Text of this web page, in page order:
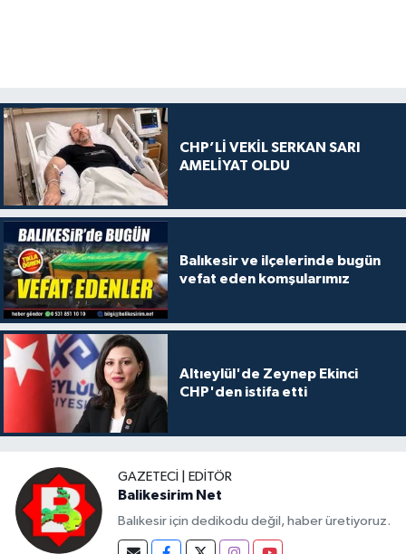
CHP’Lİ VEKİL SERKAN SARI
AMELİYAT OLDU
Balıkesir ve ilçelerinde bugün
vefat eden komşularımız
Altıeylül'de Zeynep Ekinci
CHP'den istifa etti
GAZETECI | EDITÖR
Balikesirim Net
Balıkesir için dedikodu değil, haber üretiyoruz.